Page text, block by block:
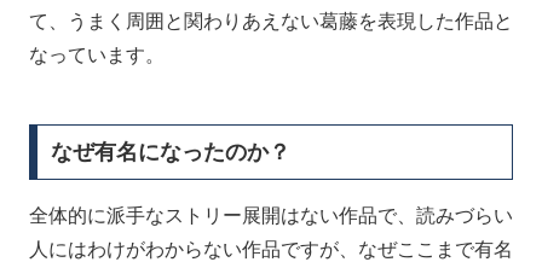
て、うまく周囲と関わりあえない葛藤を表現した作品と
なっています。
なぜ有名になったのか？
全体的に派手なストリー展開はない作品で、読みづらい
人にはわけがわからない作品ですが、なぜここまで有名